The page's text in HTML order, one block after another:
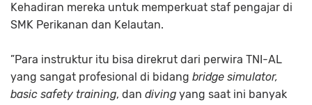
Kehadiran mereka untuk memperkuat staf pengajar di
SMK Perikanan dan Kelautan.
”Para instruktur itu bisa direkrut dari perwira TNI-AL
yang sangat profesional di bidang bridge simulator,
basic safety training, dan diving yang saat ini banyak